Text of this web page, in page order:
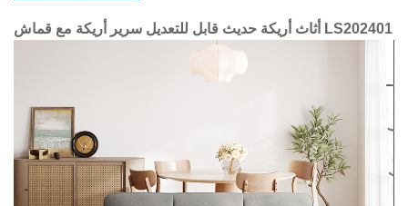
أثاث أريكة حديث قابل للتعديل سرير أريكة مع قماش LS202401